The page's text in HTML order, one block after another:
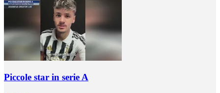
Piccole star in serie A